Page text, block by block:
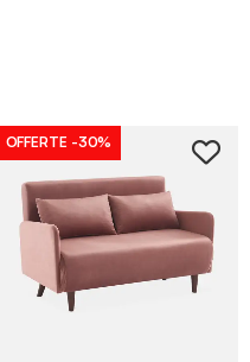
OFFERTE -30%